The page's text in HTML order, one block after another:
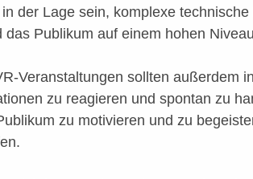
der Lage sein, komplexe
Publikum auf einem hohen
Veranstaltungen sollten außerdem
zu reagieren und spontan zu
zu motivieren und zu